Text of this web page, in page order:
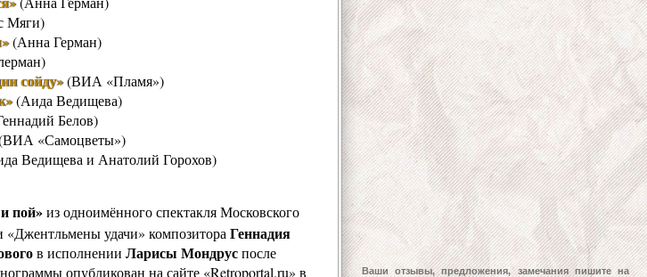
Мяги)
(Анна Герман)
сойду»(ВИА «Пламя»)
(Аида Ведищева)
Белов)
«Самоцветы»)
Ведищева и Анатолий Горохов)
пой»из одноимённого спектакля Московского
удачи» композитора Геннадия
в исполнении Ларисы Мондруспосле
опубликован на сайте «Retroportal.ru» в
Ваши отзывы, предложения, замечания пишите на